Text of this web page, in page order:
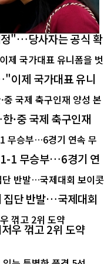
"…당사자는 공식 확
이제 국가대표 유니
·중 국제 축구인재
1 무승부…6경기 연
집단 반발…국제대회
우 꺾고 2위 도약